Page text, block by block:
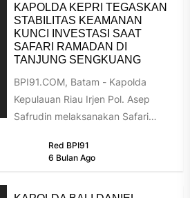
KAPOLDA KEPRI TEGASKAN
STABILITAS KEAMANAN
KUNCI INVESTASI SAAT
SAFARI RAMADAN DI
TANJUNG SENGKUANG
BPI91.COM, Batam - Kapolda
Kepulauan Riau Irjen Pol. Asep
Safrudin melaksanakan Safari
Darul Ihsan, Tanjung...
Red BPI91
6 Bulan Ago